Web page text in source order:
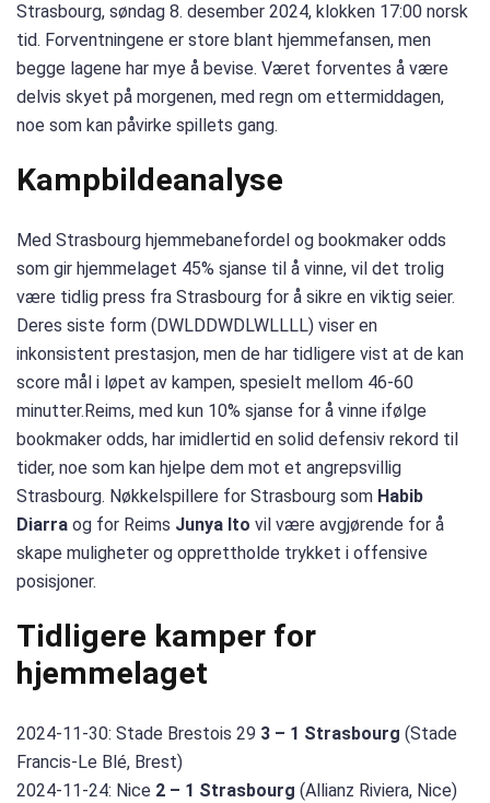
Strasbourg, søndag 8. desember 2024, klokken 17:00 norsk
tid. Forventningene er store blant hjemmefansen, men
begge lagene har mye å bevise. Været forventes å være
delvis skyet på morgenen, med regn om ettermiddagen,
noe som kan påvirke spillets gang.
Kampbildeanalyse
Med Strasbourg hjemmebanefordel og bookmaker odds
som gir hjemmelaget 45% sjanse til å vinne, vil det trolig
være tidlig press fra Strasbourg for å sikre en viktig seier.
Deres siste form (DWLDDWDLWLLLL) viser en
inkonsistent prestasjon, men de har tidligere vist at de kan
score mål i løpet av kampen, spesielt mellom 46-60
minutter.Reims, med kun 10% sjanse for å vinne ifølge
bookmaker odds, har imidlertid en solid defensiv rekord til
tider, noe som kan hjelpe dem mot et angrepsvillig
Strasbourg. Nøkkelspillere for Strasbourg som Habib
Diarra og for Reims Junya Ito vil være avgjørende for å
skape muligheter og opprettholde trykket i offensive
posisjoner.
Tidligere kamper for
hjemmelaget
2024-11-30: Stade Brestois 29 3 – 1 Strasbourg (Stade
Francis-Le Blé, Brest)
2024-11-24: Nice 2 – 1 Strasbourg (Allianz Riviera, Nice)